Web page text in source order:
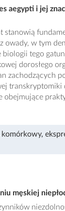
aegypti i jej
stanowią
w tym
tego
dorosłego
zachodzących
transkryptomiki
obejmujące
komórkowy,
męskiej